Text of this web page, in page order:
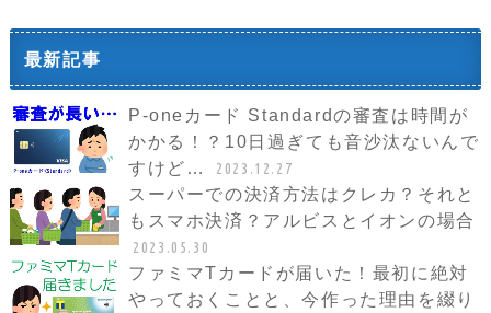
最新記事
P-oneカード Standardの審査は時間が
かかる！？10日過ぎても音沙汰ないんで
すけど…
2023.12.27
スーパーでの決済方法はクレカ？それと
もスマホ決済？アルビスとイオンの場合
2023.05.30
ファミマTカードが届いた！最初に絶対
やっておくことと、今作った理由を綴り